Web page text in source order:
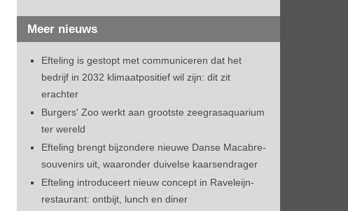
Meer nieuws
Efteling is gestopt met communiceren dat het
bedrijf in 2032 klimaatpositief wil zijn: dit zit
erachter
Burgers' Zoo werkt aan grootste zeegrasaquarium
ter wereld
Efteling brengt bijzondere nieuwe Danse Macabre-
souvenirs uit, waaronder duivelse kaarsendrager
Efteling introduceert nieuw concept in Raveleijn-
restaurant: ontbijt, lunch en diner